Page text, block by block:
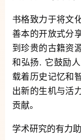
书格致力于将文
善本的开放式分
到珍贵的古籍资
和弘扬. 它鼓励
载着历史记忆和
出新的生机与活
贡献。
学术研究的有力